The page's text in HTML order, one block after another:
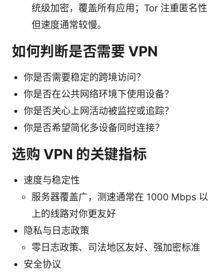
统级加密，覆盖所有应用；Tor 注重匿名性
但速度通常较慢。
如何判断是否需要 VPN
你是否需要稳定的跨境访问？
你是否在公共网络环境下使用设备？
你是否关心上网活动被监控或追踪？
你是否希望简化多设备同时连接？
选购 VPN 的关键指标
速度与稳定性
服务器覆盖广，测速通常在 1000 Mbps 以
上的线路对你更友好
隐私与日志政策
零日志政策、司法地区友好、强加密标准
安全协议